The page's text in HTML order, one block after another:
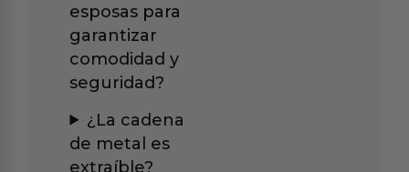
esposas para
garantizar
comodidad y
seguridad?
¿La cadena
de metal es
extraíble?